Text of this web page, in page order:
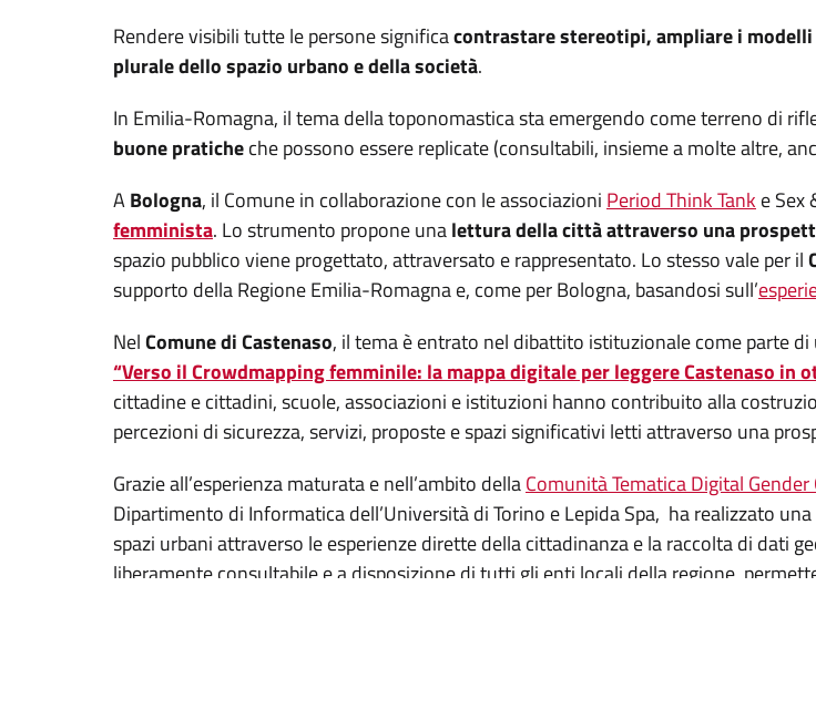
Rendere visibili tutte le persone significacontrastare stereotipi, ampliare i
plurale dello spazio urbano e della società.
In Emilia-Romagna, il tema della toponomastica sta emergendo come terreno di
buone praticheche possono essere replicate (consultabili, insieme a molte altre,
ABologna, il Comune in collaborazione con le associazioni Period Think Tank e Sex
femminista. Lo strumento propone unalettura della città attraverso una
spazio pubblico viene progettato, attraversato e rappresentato. Lo stesso vale per il
supporto della Regione Emilia-Romagna e, come per Bologna, basandosi sull’
NelComune di Castenaso, il tema è entrato nel dibattito istituzionale come parte
“Verso il Crowdmapping femminile: la mappa digitale per leggere Castenaso in
cittadine e cittadini, scuole, associazioni e istituzioni hanno contribuito alla
percezioni di sicurezza, servizi, proposte e spazi significativi letti attraverso una
Grazie all’esperienza maturata e nell’ambito dellaComunità Tematica Digital Gender
Dipartimento di Informatica dell’Università di Torino e Lepida Spa, ha realizzato una
spazi urbani attraverso le esperienze dirette della cittadinanza e la raccolta di dati
liberamente consultabile e a disposizione di tutti gli enti locali della regione,